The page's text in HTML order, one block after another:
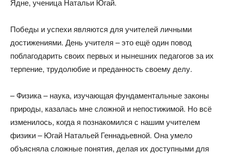
Победы и успехи являются для учителей личными
достижениями. День учителя – это ещё один повод
поблагодарить своих первых и нынешних педагогов за их
терпение, трудолюбие и преданность своему делу.
– Физика – наука, изучающая фундаментальные законы
природы, казалась мне сложной и непостижимой. Но всё
изменилось, когда я познакомился с нашим учителем
физики – Югай Натальей Геннадьевной. Она умело
объясняла сложные понятия, делая их доступными для